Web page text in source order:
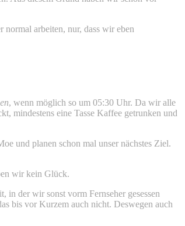
arbeiten, nur, dass wir eben
, wenn möglich so um 05:30 Uhr. Da wir alle
mindestens eine Tasse Kaffee getrunken und
und planen schon mal unser nächstes Ziel.
wir kein Glück.
der wir sonst vorm Fernseher gesessen
bis vor Kurzem auch nicht. Deswegen auch